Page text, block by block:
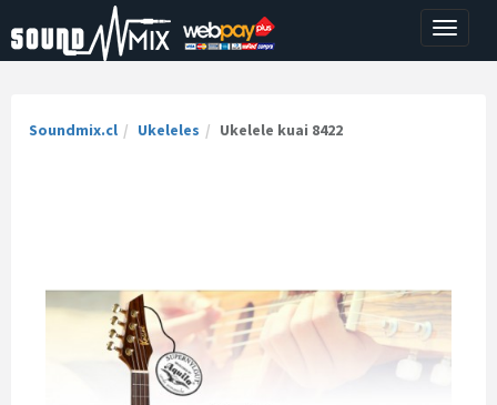
Toggle
Soundmix.cl Ukeleles Ukelele kuai 8422